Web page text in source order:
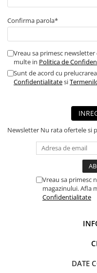
■ Capace roti
■ Stergatoare auto
■ Consumabile service
■ Echipamente de ridicare
■ Produse sezoniere
■ Echipamente atelier
■ Scule si echipamente
■ Odorizanti auto
■ Consumabile vopsitorie
■ Lampi camioane
■ Carlige remorcare
Confirma parola*
Vreau sa primesc
multe in Politica de
Sunt de acord cu
Confidentialitatesi
Newsletter Nu rata ofertele si
Vreau sa primesc
magazinului. Afla
Confidentialitate
DATE